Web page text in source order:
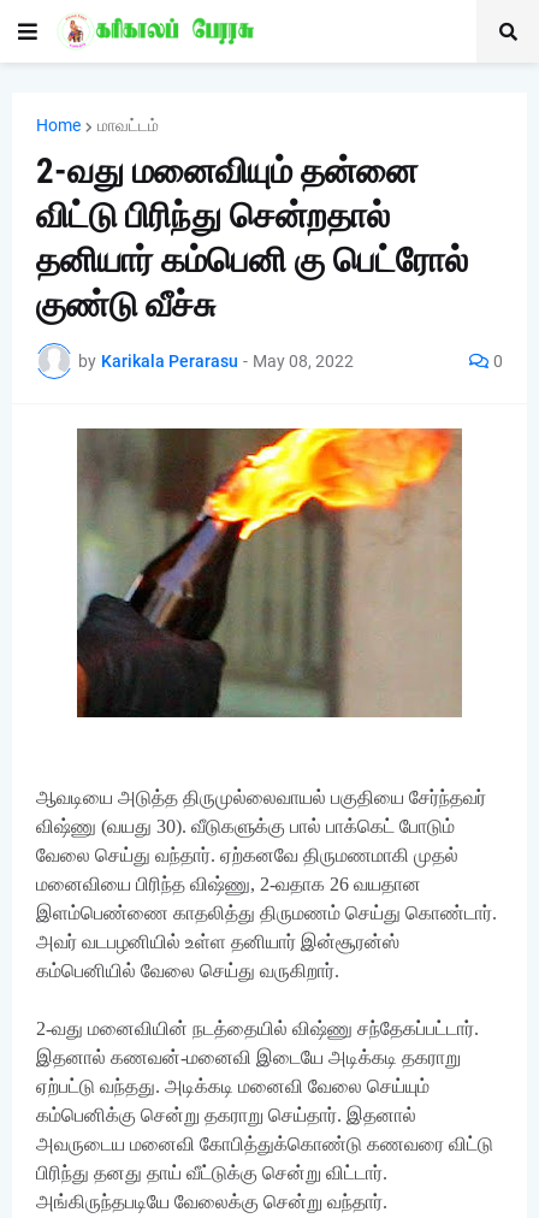
Home மாவட்டம்
2-வது மனைவியும் தன்னை
விட்டு பிரிந்து சென்றதால்
தனியார் கம்பெனி கு பெட்ரோல்
குண்டு வீச்சு
by Karikala Perarasu - May 08, 2022 0
ஆவடியை அடுத்த திருமுல்லைவாயல் பகுதியை சேர்ந்தவர்
விஷ்ணு (வயது 30). வீடுகளுக்கு பால் பாக்கெட் போடும்
வேலை செய்து வந்தார். ஏற்கனவே திருமணமாகி முதல்
மனைவியை பிரிந்த விஷ்ணு, 2-வதாக 26 வயதான
இளம்பெண்ணை காதலித்து திருமணம் செய்து கொண்டார்.
அவர் வடபழனியில் உள்ள தனியார் இன்சூரன்ஸ்
கம்பெனியில் வேலை செய்து வருகிறார்.
2-வது மனைவியின் நடத்தையில் விஷ்ணு சந்தேகப்பட்டார்.
இதனால் கணவன்-மனைவி இடையே அடிக்கடி தகராறு
ஏற்பட்டு வந்தது. அடிக்கடி மனைவி வேலை செய்யும்
கம்பெனிக்கு சென்று தகராறு செய்தார். இதனால்
அவருடைய மனைவி கோபித்துக்கொண்டு கணவரை விட்டு
பிரிந்து தனது தாய் வீட்டுக்கு சென்று விட்டார்.
அங்கிருந்தபடியே வேலைக்கு சென்று வந்தார்.